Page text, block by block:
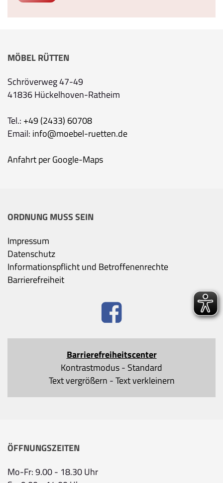
MÖBEL RÜTTEN
Schröverweg 47-49
41836 Hückelhoven-Ratheim
Tel.: +49 (2433) 60708
Email: info@moebel-ruetten.de
Anfahrt per Google-Maps
ORDNUNG MUSS SEIN
Impressum
Datenschutz
Informationspflicht und Betroffenenrechte
Barrierefreiheit
Barrierefreiheitscenter
Kontrastmodus- Standard
Text vergrößern -Text verkleinern
ÖFFNUNGSZEITEN
Mo-Fr: 9.00 - 18.30 Uhr